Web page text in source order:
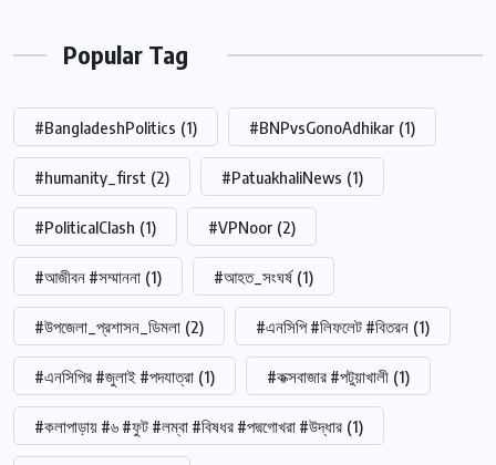
Popular Tag
#BangladeshPolitics (1) #BNPvsGonoAdhikar (1)
#humanity_first (2) #PatuakhaliNews (1)
#PoliticalClash (1) #VPNoor (2)
#আজীবন #সম্মাননা (1) #আহত_সংঘর্ষ (1)
#উপজেলা_প্রশাসন_ডিমলা (2) #এনসিপি #লিফলেট #বিতরন (1)
#এনসিপির #জুলাই #পদযাত্রা (1) #কক্সবাজার #পটুয়াখালী (1)
#কলাপাড়ায় #৬ #ফুট #লম্বা #বিষধর #পদ্মগোখরা #উদ্ধার (1)